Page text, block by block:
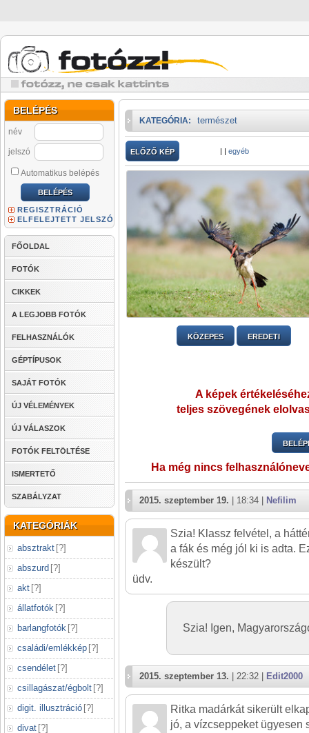
BELÉPÉS
név
jelszó
Automatikus belépés
REGISZTRÁCIÓ
ELFELEJTETT JELSZÓ
FŐOLDAL
FOTÓK
CIKKEK
A LEGJOBB FOTÓK
FELHASZNÁLÓK
GÉPTÍPUSOK
SAJÁT FOTÓK
ÚJ VÉLEMÉNYEK
ÚJ VÁLASZOK
FOTÓK FELTÖLTÉSE
ISMERTETŐ
SZABÁLYZAT
KATEGÓRIÁK
absztrakt [?]
abszurd [?]
akt [?]
állatfotók [?]
barlangfotók [?]
családi/emlékkép [?]
csendélet [?]
csillagászat/égbolt [?]
digit. illusztráció [?]
divat [?]
KATEGÓRIA: természet
ELŐZŐ KÉP | | egyéb
KÖZEPES EREDETI
A képek
teljes szövegének
Ha még nincs
2015. szeptember 19. | 18:34 | Nefilim
Szia! Klassz felvétel, a
a fák és még jól ki is adta.
készült?
üdv.
Szia! Igen,
2015. szeptember 13. | 22:32 | Edit2000
Ritka madárkát sikerült
jó, a vízcseppeket ügyesen